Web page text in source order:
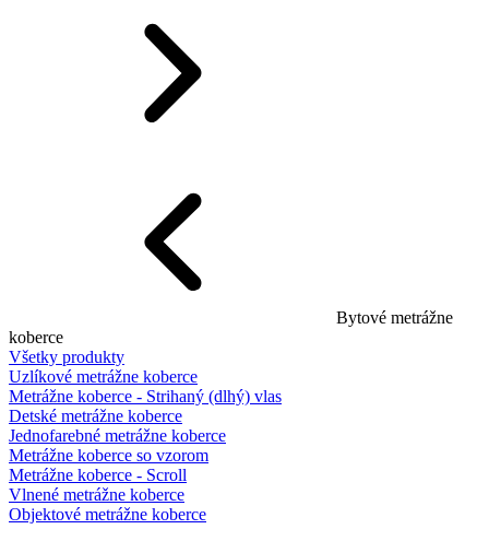
Bytové metrážne
koberce
Všetky produkty
Uzlíkové metrážne koberce
Metrážne koberce - Strihaný (dlhý) vlas
Detské metrážne koberce
Jednofarebné metrážne koberce
Metrážne koberce so vzorom
Metrážne koberce - Scroll
Vlnené metrážne koberce
Objektové metrážne koberce